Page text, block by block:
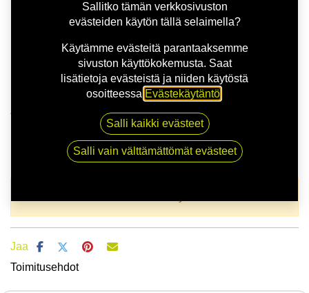
165/80R14 85T TOYO 330
165/80R14 85T TOYO 330
Jaa
Toimitusehdot
Sallitko tämän verkkosivuston
evästeiden käytön tällä selaimella?
Käytämme evästeitä parantaaksemme
sivuston käyttökokemusta. Saat
lisätietoja evästeistä ja niiden käytöstä
osoitteessa Evästekäytäntö
Salli kaikki evästeet
Salli vain välttämättömät evästeet